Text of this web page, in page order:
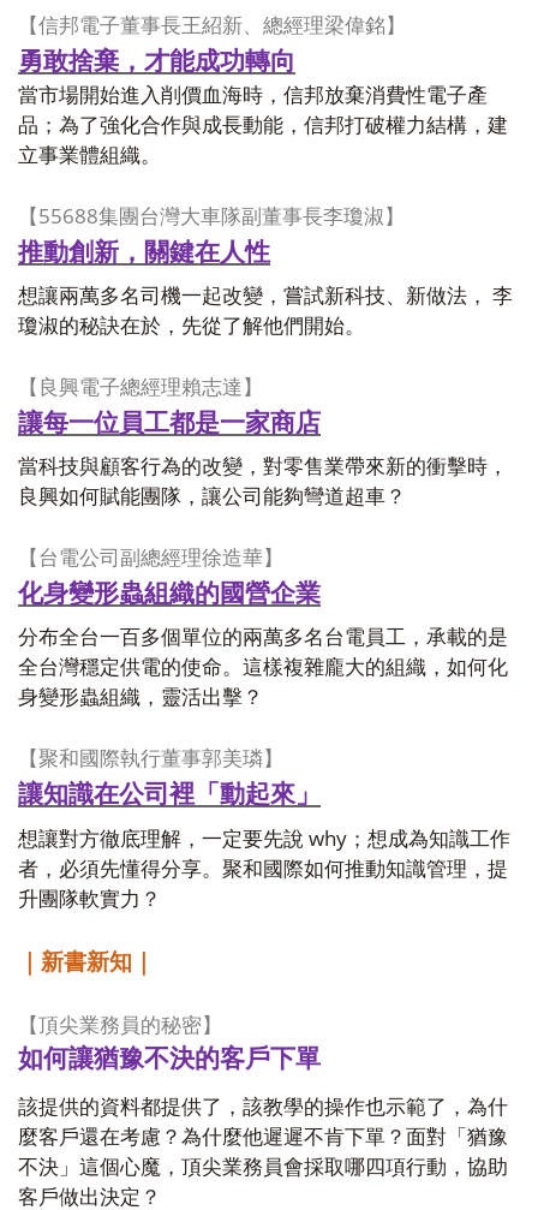
【信邦電子董事長王紹新、總經理梁偉銘】
勇敢捨棄，才能成功轉向
當市場開始進入削價血海時，信邦放棄消費性電子產
品；為了強化合作與成長動能，信邦打破權力結構，建
立事業體組織。
【 55688集團台灣大車隊副董事長李瓊淑】
推動創新，關鍵在人性
想讓兩萬多名司機一起改變，嘗試新科技、新做法， 李
瓊淑的秘訣在於，先從了解他們開始。
【良興電子總經理賴志達】
讓每一位員工都是一家商店
當科技與顧客行為的改變，對零售業帶來新的衝擊時，
良興如何賦能團隊，讓公司能夠彎道超車？
【台電公司副總經理徐造華】
化身變形蟲組織的國營企業
分布全台一百多個單位的兩萬多名台電員工，承載的是
全台灣穩定供電的使命。這樣複雜龐大的組織，如何化
身變形蟲組織，靈活出擊？
【聚和國際執行董事郭美璘】
讓知識在公司裡「動起來」
想讓對方徹底理解，一定要先說 why ；想成為知識工作
者，必須先懂得分享。聚和國際如何推動知識管理，提
升團隊軟實力？
｜新書新知｜
【頂尖業務員的秘密】
如何讓猶豫不決的客戶下單
該提供的資料都提供了，該教學的操作也示範了，為什
麼客戶還在考慮？為什麼他遲遲不肯下單？面對「猶豫
不決」這個心魔，頂尖業務員會採取哪四項行動，協助
客戶做出決定？